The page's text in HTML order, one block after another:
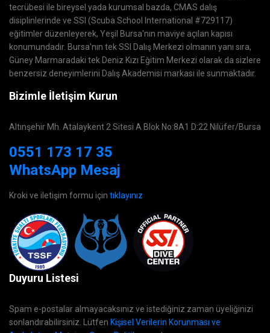
tecrübesi ile bireysel yada kurumsal bazda, CMAS dalış
disiplinlerinde ve SSI (Scuba School International #729117)
eğitimler düzenleyerek, Yeşil Bursa'nın maviye açılan kapısı
konumundadır. Bursa'nın tek SSI Dalış Merkezi olmanın yanı sıra,
Güney Marmaradaki tek Deniz Kızı Eğitim Merkezi olarak da sizlere
benzersiz deneyimlerini Dalış Akademisi markası ile sunmaktadır.
Bizimle İletişim Kurun
Altınşehir Mh. Atalaykent 2 Sitesi A Blok No:8A1 D:22 Nilüfer/Bursa
0551 173 17 35
WhatsApp Mesaj
Kroki ve iletişim formu için tıklayınız
Duyuru Listesi
Spam e-postalar almayacaksınız ve istediğiniz zaman üyeliğinizi
sonlandırabilirsiniz. Lütfen Kişisel Verilerin Korunması ve